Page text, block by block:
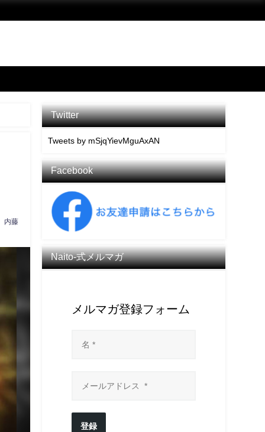
内藤
Twitter
Tweets by mSjqYievMguAxAN
Facebook
Naito-式メルマガ
メルマガ登録フォーム
登録